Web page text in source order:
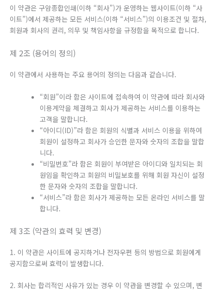
이 약관은 구암종합인쇄(이하 “회사”)가 운영하는 웹사이트(이하 “사
이트”)에서 제공하는 모든 서비스(이하 “서비스”)의 이용조건 및 절차,
회원과 회사의 권리, 의무 및 책임사항을 규정함을 목적으로 합니다.
제 2조 (용어의 정의)
이 약관에서 사용하는 주요 용어의 정의는 다음과 같습니다.
“회원”이라 함은 사이트에 접속하여 이 약관에 따라 회사와
이용계약을 체결하고 회사가 제공하는 서비스를 이용하는
고객을 말합니다.
“아이디(ID)”라 함은 회원의 식별과 서비스 이용을 위하여
회원이 설정하고 회사가 승인한 문자와 숫자의 조합을 말합
니다.
“비밀번호”라 함은 회원이 부여받은 아이디와 일치되는 회
원임을 확인하고 회원의 비밀보호를 위해 회원 자신이 설정
한 문자와 숫자의 조합을 말합니다.
“서비스”라 함은 회사가 제공하는 모든 온라인 서비스를 말
합니다.
제 3조 (약관의 효력 및 변경)
1. 이 약관은 사이트에 공지하거나 전자우편 등의 방법으로 회원에게
공지함으로써 효력이 발생합니다.
2. 회사는 합리적인 사유가 있는 경우 이 약관을 변경할 수 있으며, 변